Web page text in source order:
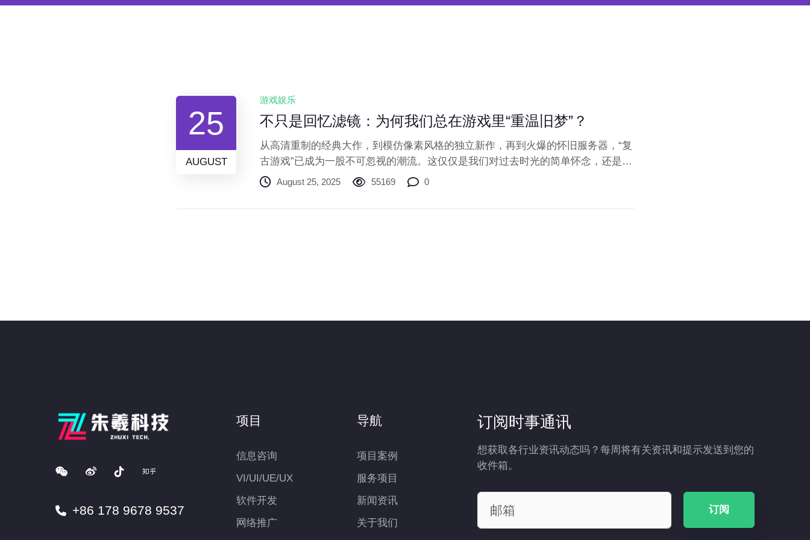
25
AUGUST
游戏娱乐
不只是回忆滤镜：为何我们总在游戏里“重温旧梦”？
从高清重制的经典大作，到模仿像素风格的独立新作，再到火爆的怀旧服务器，“复
古游戏”已成为一股不可忽视的潮流。这仅仅是我们对过去时光的简单怀念，还是其
背后隐藏着更深层的心理需求与文化逻辑？本文将探讨游戏怀旧风潮背后的魅力所
August 25, 2025 55169 0
+86 178 9678 9537
项目
信息咨询
VI/UI/UE/UX
软件开发
网络推广
导航
项目案例
服务项目
新闻资讯
关于我们
订阅时事通讯
想获取各行业资讯动态吗？每周将有关资讯和提示发送到您的
收件箱。
订阅